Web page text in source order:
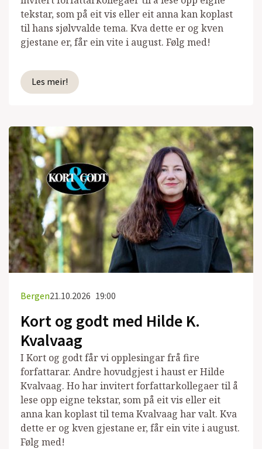
tekstar, som på eit vis eller eit anna kan koplast
til hans sjølvvalde tema. Kva dette er og kven
gjestane er, får ein vite i august. Følg med!
Les meir!
Bergen21.10.2026 19:00
Kort og godt med Hilde K.
Kvalvaag
I Kort og godt får vi opplesingar frå fire
forfattarar. Andre hovudgjest i haust er Hilde
Kvalvaag. Ho har invitert forfattarkollegaer til å
lese opp eigne tekstar, som på eit vis eller eit
anna kan koplast til tema Kvalvaag har valt. Kva
dette er og kven gjestane er, får ein vite i august.
Følg med!